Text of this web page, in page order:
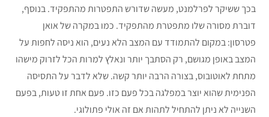
בכך ששיקר לפרלמנט, מעשה שדורש התפטרות מהתפקיד. בנוסף,
דוברת מסורה שלו מתפטרת מהתפקיד. כמו במקרה של אואן
פטרסון: במקום להתמודד עם המצב הלא נעים, הוא ניסה לחפות על
המצב באופן מגושם, רק הסתבך יותר ונאלץ למרות הכל לזרוק מישהו
מתחת לאוטובוס, בצורה הרבה יותר קשה. שלא לדבר על התסיסה
הפנימית שהוא יוצר במפלגה בכל פעם כזו. פעם אחת זו טעות, בפעם
השנייה לא ניתן להתחיל לתהות אם זה אולי פתולוגי.